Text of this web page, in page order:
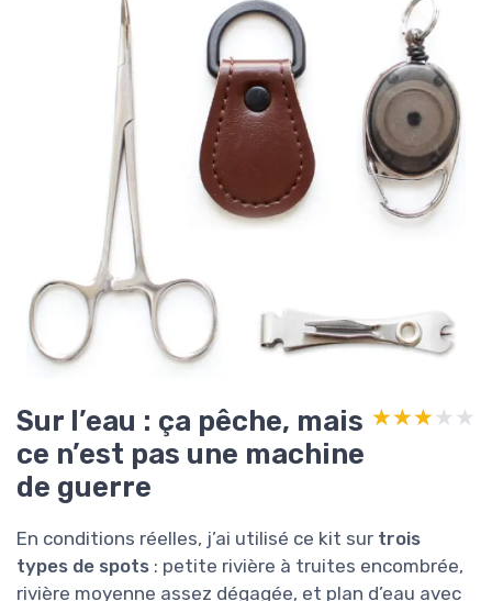
Sur l’eau : ça pêche, mais
ce n’est pas une machine
de guerre
★★★★★
★★★★★
En conditions réelles, j’ai utilisé ce kit sur trois
types de spots : petite rivière à truites encombrée,
rivière moyenne assez dégagée, et plan d’eau avec